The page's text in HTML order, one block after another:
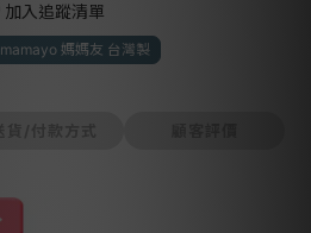
加入追蹤清單
mamayo 媽媽友 台灣製